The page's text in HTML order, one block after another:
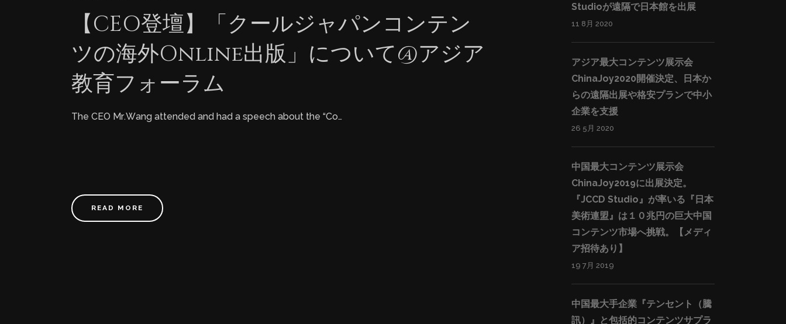
【CEO登壇】「クールジャパンコンテン
ツの海外Online出版」について@アジア
教育フォーラム
The CEO Mr.Wang attended and had a speech about the “Co…
READ MORE
Studioが遠隔で日本館を出展
11 8月 2020
アジア最大コンテンツ展示会
ChinaJoy2020開催決定、日本か
らの遠隔出展や格安プランで中小
企業を支援
26 5月 2020
中国最大コンテンツ展示会
ChinaJoy2019に出展決定。
『JCCD Studio』が率いる『日本
美術連盟』は１０兆円の巨大中国
コンテンツ市場へ挑戦。【メディ
ア招待あり】
19 7月 2019
中国最大手企業『テンセント（騰
訊）』と包括的コンテンツサプラ